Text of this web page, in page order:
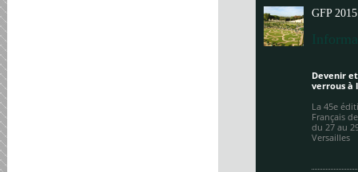
GFP 2015
Devenir
verrous à
La 45e
Français
du 27 au
Versailles